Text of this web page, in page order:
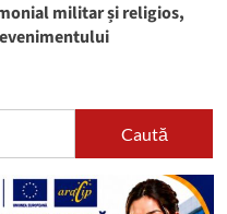
militar și religios,